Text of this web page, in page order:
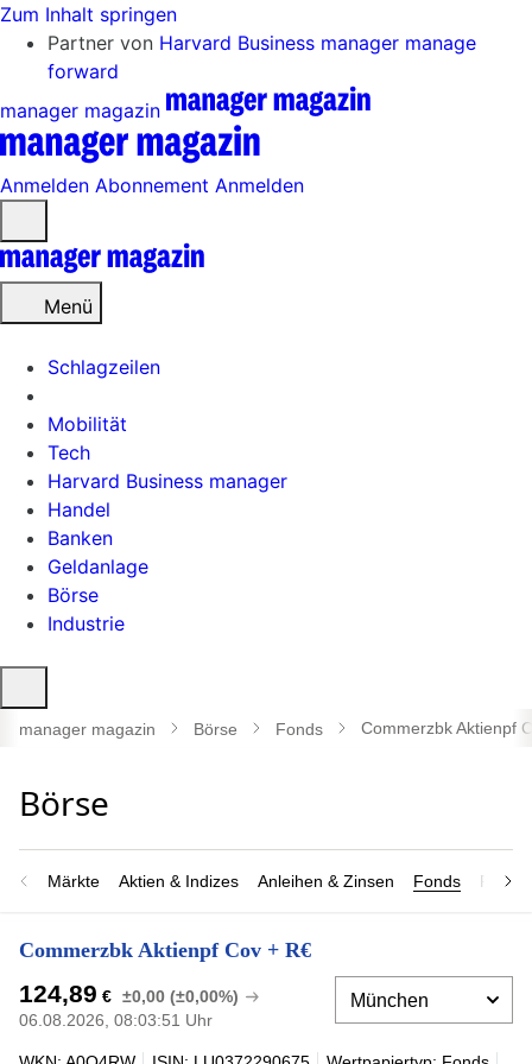
Zum Inhalt springen
Partner von Harvard Business manager manage
forward
manager magazin
Anmelden Abonnement Anmelden
öffnen
Menü
Schlagzeilen
Mobilität
Tech
Harvard Business manager
Handel
Banken
Geldanlage
Börse
Industrie
öffnen
manager magazin Börse Fonds Commerzbk Aktienpf
Märkte Aktien & Indizes Anleihen & Zinsen Fonds
Commerzbk Aktienpf Cov + R€
124,89 € ±0,00 (±0,00%)
06.08.2026, 08:03:51 Uhr